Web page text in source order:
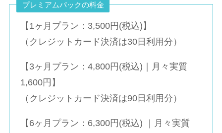
プレミアムパックの料金
【1ヶ月プラン：3,500円(税込)】
（クレジットカード決済は30日利用分）
【3ヶ月プラン：4,800円(税込)｜月々実質
1,600円】
（クレジットカード決済は90日利用分）
【6ヶ月プラン：6,300円(税込) ｜月々実質